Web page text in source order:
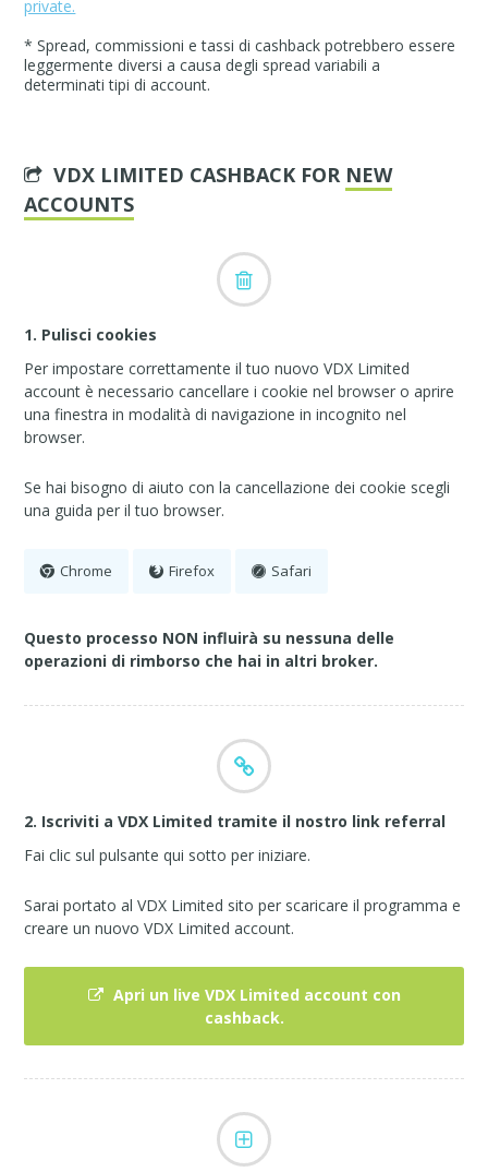
private.
* Spread, commissioni e tassi di cashback potrebbero essere
leggermente diversi a causa degli spread variabili a
determinati tipi di account.
VDX LIMITED CASHBACK FOR NEW
ACCOUNTS
1. Pulisci cookies
Per impostare correttamente il tuo nuovo VDX Limited
account è necessario cancellare i cookie nel browser o aprire
una finestra in modalità di navigazione in incognito nel
browser.
Se hai bisogno di aiuto con la cancellazione dei cookie scegli
una guida per il tuo browser.
Chrome Firefox Safari
Questo processo NON influirà su nessuna delle
operazioni di rimborso che hai in altri broker.
2. Iscriviti a VDX Limited tramite il nostro link referral
Fai clic sul pulsante qui sotto per iniziare.
Sarai portato al VDX Limited sito per scaricare il programma e
creare un nuovo VDX Limited account.
Apri un live VDX Limited account con
cashback.